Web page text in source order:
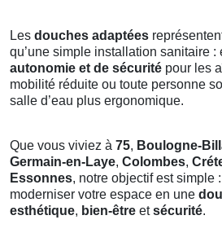
Les douches adaptées
qu’une simple installation sanitaire :
autonomie et de sécurité pour les
mobilité réduite ou toute personne
salle d’eau plus ergonomique.
Que vous viviez à 75, Boulogne-
Germain-en-Laye, Colombes,
Essonnes, notre objectif est simple
moderniser votre espace en une
esthétique, bien-être etsécurité.